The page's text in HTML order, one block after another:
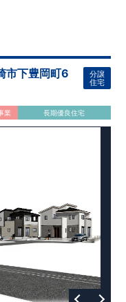
市下豊岡町6
分譲
住宅
業 長期優良住宅